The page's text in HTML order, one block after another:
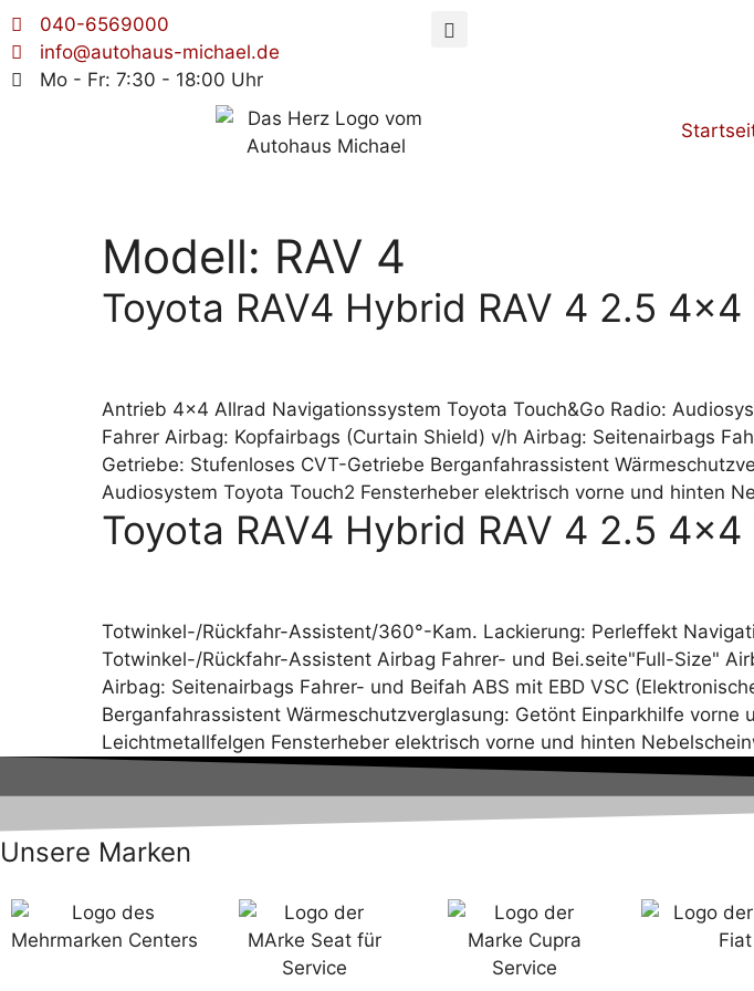
040-6569000
info@autohaus-michael.de
Mo - Fr: 7:30 - 18:00 Uhr
Modell: RAV 4
Toyota RAV4 Hybrid RAV 4 2.5
Antrieb 4×4 Allrad Navigationssystem Toyota Touch&Go Radio:
Fahrer Airbag: Kopfairbags (Curtain Shield) v/h Airbag: Seitenairbags
Getriebe: Stufenloses CVT-Getriebe Berganfahrassistent
Audiosystem Toyota Touch2 Fensterheber elektrisch vorne und hinten
Toyota RAV4 Hybrid RAV 4 2.5
Totwinkel-/Rückfahr-Assistent/360°-Kam. Lackierung: Perleffekt
Totwinkel-/Rückfahr-Assistent Airbag Fahrer- und Bei.seite"Full-Size"
Airbag: Seitenairbags Fahrer- und Beifah ABS mit EBD VSC
Berganfahrassistent Wärmeschutzverglasung: Getönt Einparkhilfe
Leichtmetallfelgen Fensterheber elektrisch vorne und hinten
Unsere Marken